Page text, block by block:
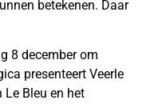
betekenen. Daar
8 december om
presenteert Veerle
Le Bleu en het